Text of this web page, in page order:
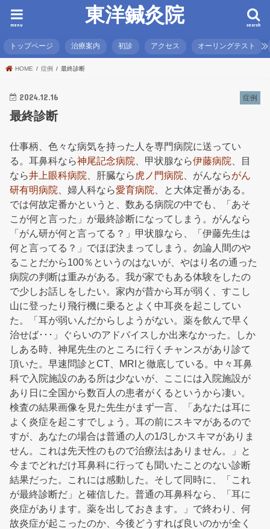
東洋鍼灸院 search
menu
トップページ 治療案内 初診 アクセス オーリングテスト
HOME 症例 最終診断
症例
2024.12.16
最終診断
仕事柄、色々な病気を持った人を専門病院に送ってい
る。耳鼻科なら神尾記念病院 、甲状腺なら伊藤病院 、目
なら井上眼科病院 、肝臓なら 虎ノ門病院 、がんならがん
研有明病院 、婦人科なら愛育病院 、と大体定番がある。
では何故定番かというと、数ある病院の中でも、「あそ
こが何と言った」が最終診断になってしまう。がんなら
「がん研が何と言ってる？」甲状腺なら、「伊藤先生は
何と言ってる？」でほぼ決まってしまう。勿論人間のや
ることだから100％というのはないが、やはり名の通った
病院の判断は重みがある。我が家でもある体験をしたの
で少しお話しをしたい。家内が昔から耳が弱く、すこし
山に登ったり飛行機に乗るとよく中耳炎を起こしてい
た。「耳が弱いんだからしようがない。薬を飲んで早く
治せば･･･」ぐらいのアドバイスしか出来なかった。しか
しある時、神尾先生のところに行くチャンスがあり診て
頂いた。早速問診とCT、MRIと徹底している。中々耳鼻
科で入院施設のある所は少ないが、ここには入院施設が
あり日に全国から数百人の患者がくるというから凄い。
検査の結果画像を見た先生がまず一言、「あなたは耳に
よく炎症を起こすでしょう。耳の前にスキマがあるので
すが、あなたの場合は普通の人の1/3しかスキマがありま
せん。これは先天性のもので治療法はありません。」と
今までどれだけ耳鼻科に行っても聞いたことのない診断
結果だった。これには感動した。そして同時に、「これ
が最終診断だ」と確信した。普通の耳鼻科なら、「耳に
炎症があります。薬を出しておきます。」で終わり、何
故炎症が起こったのか、今後どうすれば良いのかが全く